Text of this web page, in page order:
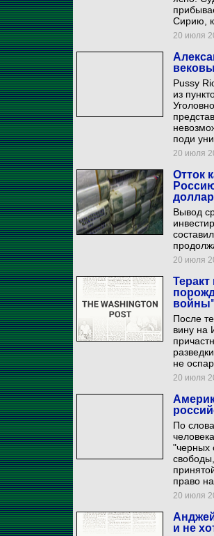
Сирию,
20 июля
Pussy
из
поди
20 июля
Отток
Вывод
20 июля
После
вину на
не
20 июля
По
"черных
право
20 июля
и не